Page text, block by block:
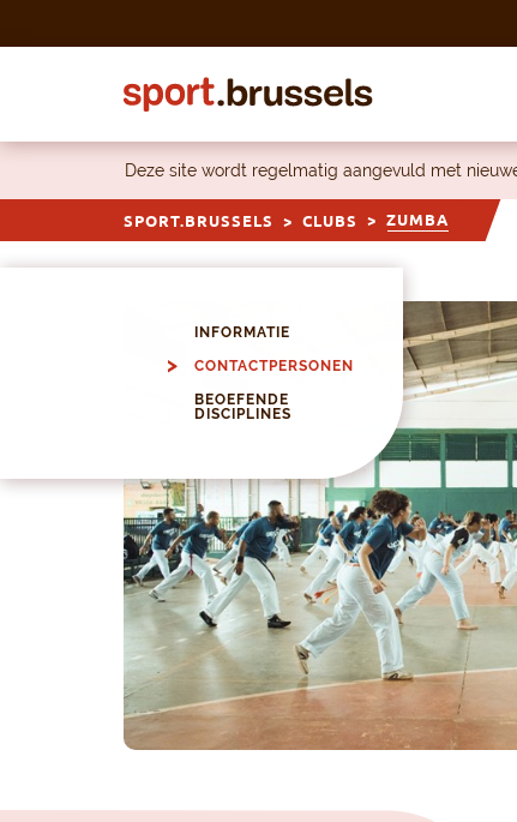
Deze site wordt regelmatig aangevuld met
SPORT.BRUSSELS CLUBS ZUMBA
INFORMATIE
CONTACTPERSONEN
BEOEFENDE
DISCIPLINES